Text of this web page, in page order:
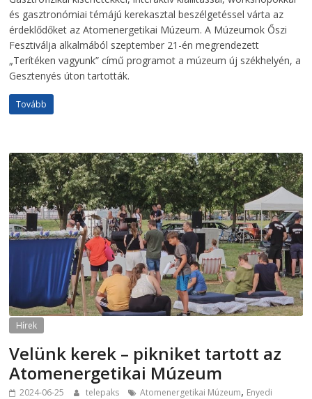
és gasztronómiai témájú kerekasztal beszélgetéssel várta az
érdeklődőket az Atomenergetikai Múzeum. A Múzeumok Őszi
Fesztiválja alkalmából szeptember 21-én megrendezett
„Terítéken vagyunk” című programot a múzeum új székhelyén, a
Gesztenyés úton tartották.
Tovább
Hírek
Velünk kerek – pikniket tartott az
Atomenergetikai Múzeum
2024-06-25 telepaks Atomenergetikai Múzeum, Enyedi